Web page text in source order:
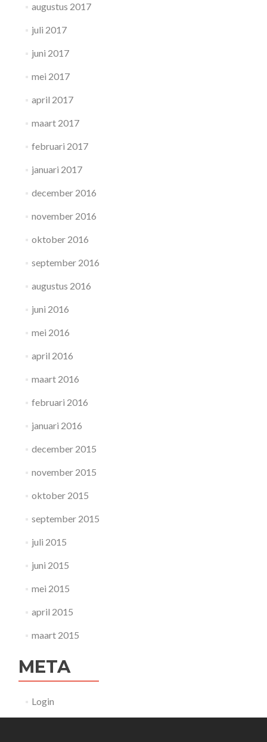
augustus 2017
juli 2017
juni 2017
mei 2017
april 2017
maart 2017
februari 2017
januari 2017
december 2016
november 2016
oktober 2016
september 2016
augustus 2016
juni 2016
mei 2016
april 2016
maart 2016
februari 2016
januari 2016
december 2015
november 2015
oktober 2015
september 2015
juli 2015
juni 2015
mei 2015
april 2015
maart 2015
META
Login